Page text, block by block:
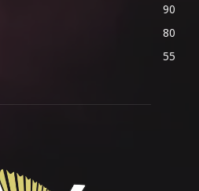
90
80
55